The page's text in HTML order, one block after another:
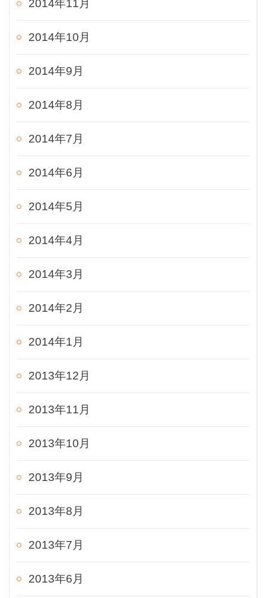
2014年11月
2014年10月
2014年9月
2014年8月
2014年7月
2014年6月
2014年5月
2014年4月
2014年3月
2014年2月
2014年1月
2013年12月
2013年11月
2013年10月
2013年9月
2013年8月
2013年7月
2013年6月